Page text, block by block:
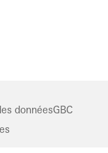
donnéesGBC